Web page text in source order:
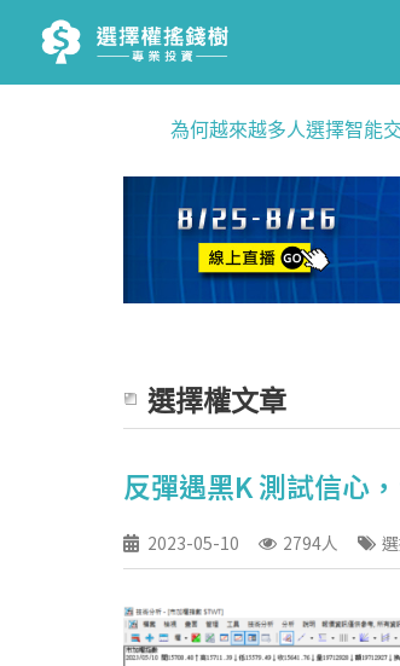
為何越來越多人選擇智能
選擇權文章
反彈遇黑K 測試信心
2023-05-10 2794人